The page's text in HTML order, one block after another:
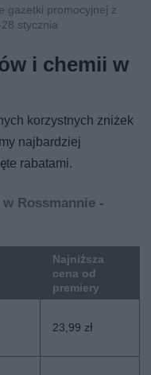
gazetki promocyjnej z
stycznia
i chemii w
korzystnych zniżek
najbardziej
rabatami.
Rossmannie -
Najniższa
cena od
premiery
23,99 zł